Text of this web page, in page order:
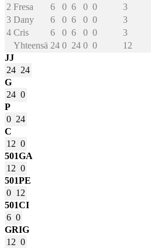
2 Fresa 6 0 6 0 0 3
3 Dany 6 0 6 0 0 3
4 Cris 6 0 6 0 0 3
Yhteensä 24 0 24 0 0 12
JJ
24 24
G
24 0
P
0 24
C
12 0
501GA
12 0
501PE
0 12
501CI
6 0
GRIG
12 0